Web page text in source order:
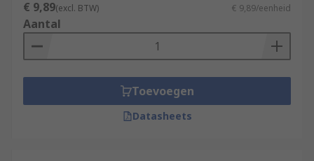
€ 9,89(excl. BTW) € 9,89/eenheid
Aantal
Toevoegen
Datasheets